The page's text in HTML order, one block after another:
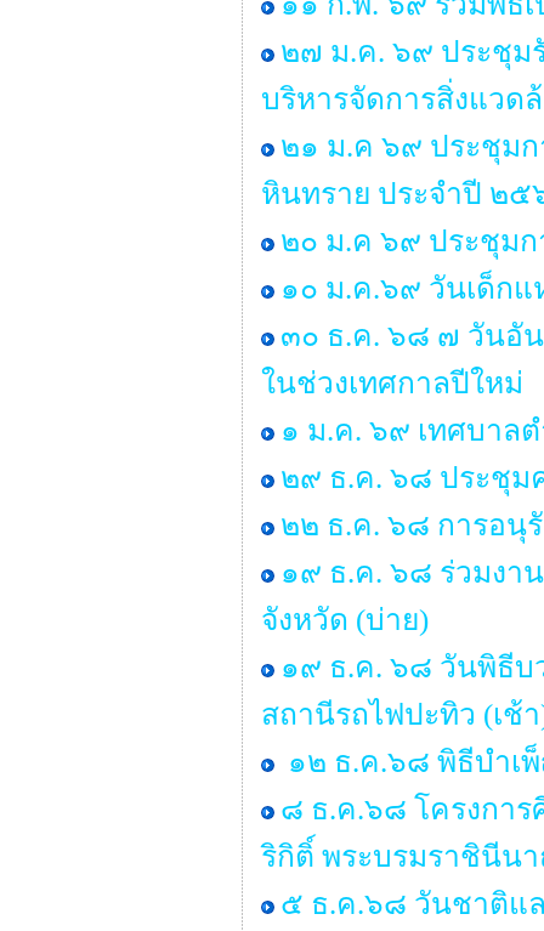
๒๗ ม.ค. ๖๙ ประชุม
บริหารจัดการสิ่งแวด
๒๑ ม.ค ๖๙ ประชุมก
หินทราย ประจำปี ๒๕
๒๐ ม.ค ๖๙ ประชุม
๑๐ ม.ค.๖๙ วันเด็กแ
๓๐ ธ.ค. ๖๘ ๗ วันอั
ในช่วงเทศกาลปีใหม่
๑ ม.ค. ๖๙ เทศบาล
๒๙ ธ.ค. ๖๘ ประชุม
๒๒ ธ.ค. ๖๘ การอนุ
๑๙ ธ.ค. ๖๘ ร่วมงา
จังหวัด (บ่าย)
๑๙ ธ.ค. ๖๘ วันพิธีบ
สถานีรถไฟปะทิว (เช้
๑๒ ธ.ค.๖๘ พิธีบำ
๘ ธ.ค.๖๘ โครงการ
ริกิติ์ พระบรมราชินีน
๕ ธ.ค.๖๘ วันชาติแ